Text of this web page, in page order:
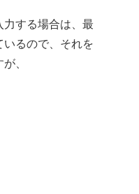
する場合は、最
るので、それを
、